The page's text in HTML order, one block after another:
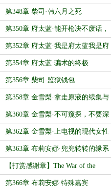
第348章 柴司·韩六月之死
第350章 府太蓝·能开枪决不废话，
最后一章？
第352章 府太蓝·我是府太蓝我是府
太蓝你是韩六月
第354章 府太蓝·骗术的终极
第356章 柴司·监狱钱包
第358章 金雪梨·拿走原液的续集与
气球笑脸
第360章 金雪梨·不可窥探，不要深
入，紧追不舍
第362章 金雪梨·上电视的现代女性
第363章 布莉安娜·兜兜转转的缘系
【打赏感谢章】The War of the
Nests
第366章 布莉安娜·特殊嘉宾